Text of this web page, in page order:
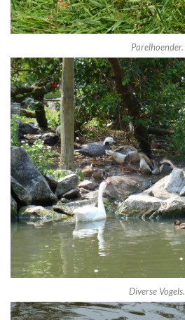
Parelhoender.
Diverse Vogels.